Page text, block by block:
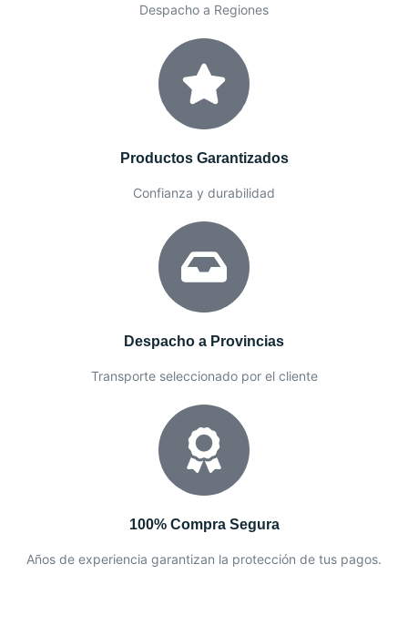
Despacho a Regiones
Productos Garantizados
Confianza y durabilidad
Despacho a Provincias
Transporte seleccionado por el cliente
100% Compra Segura
Años de experiencia garantizan la protección de tus pagos.